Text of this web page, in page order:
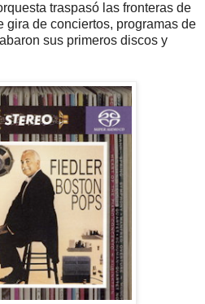
traspasó las fronteras de
gira de conciertos, programas de
sus primeros discos y